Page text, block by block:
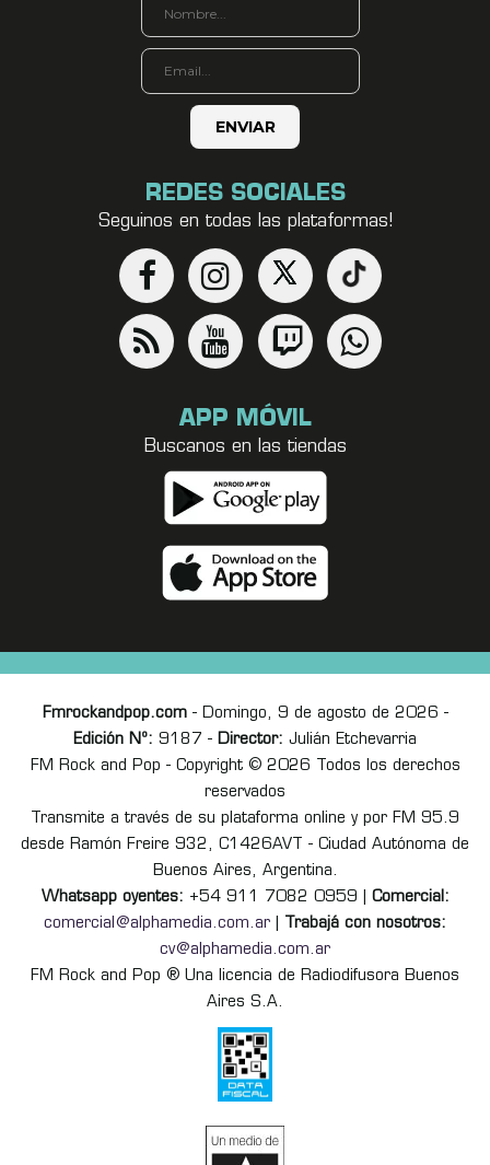
REDES SOCIALES
Seguinos en todas las plataformas!
APP MÓVIL
Buscanos en las tiendas
Fmrockandpop.com- Domingo, 9 de agosto de 2026 -
Edición Nº: 9187 - Director: Julián Etchevarria
FM Rock and Pop - Copyright © 2026 Todos los derechos
reservados
Transmite a través de su plataforma online y por FM 95.9
desde Ramón Freire 932, C1426AVT - Ciudad Autónoma de
Buenos Aires, Argentina.
Whatsapp oyentes: +54 911 7082 0959 | Comercial:
comercial@alphamedia.com.ar
Trabajá con nosotros:
cv@alphamedia.com.ar
FM Rock and Pop ® Una licencia de Radiodifusora Buenos
Aires S.A.